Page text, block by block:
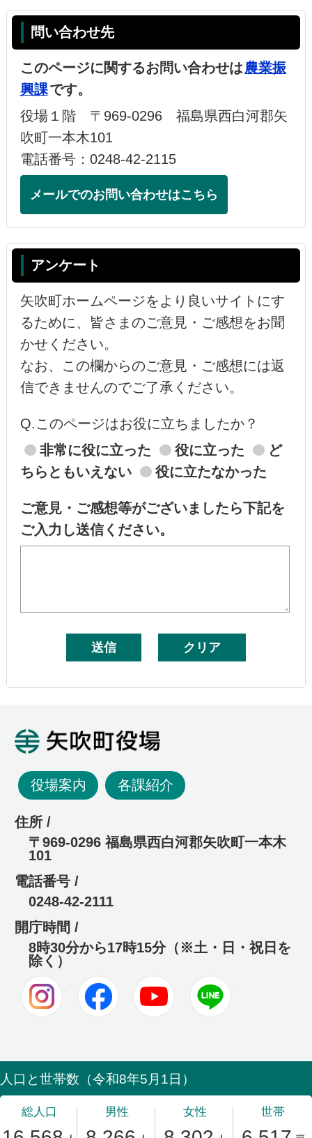
問い合わせ先
このページに関するお問い合わせは農業振
興課です。
役場１階 〒969-0296 福島県西白河郡矢
吹町一本木101
電話番号：0248-42-2115
メールでのお問い合わせはこちら
アンケート
矢吹町ホームページをより良いサイトにす
るために、皆さまのご意見・ご感想をお聞
かせください。
なお、この欄からのご意見・ご感想には返
信できませんのでご了承ください。
Q.このページはお役に立ちましたか？
非常に役に立った
役に立った
ど
ちらともいえない
役に立たなかった
ご意見・ご感想等がございましたら下記を
ご入力し送信ください。
役場案内 各課紹介
住所 /
〒969-0296 福島県西白河郡矢吹町一本木
101
電話番号 /
0248-42-2111
開庁時間 /
8時30分から17時15分（※土・日・祝日を
除く）
Instagram Facebook Youtube